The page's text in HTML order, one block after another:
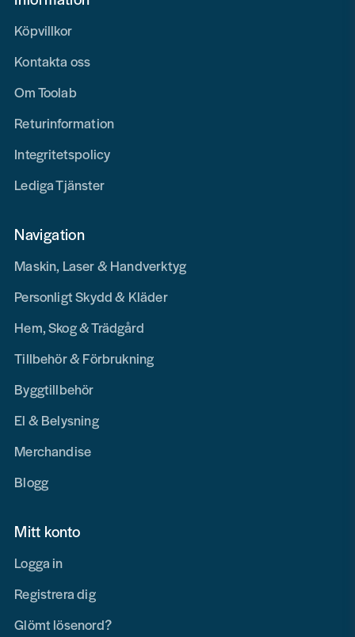
Köpvillkor
Kontakta oss
Om Toolab
Returinformation
Integritetspolicy
Lediga Tjänster
Navigation
Maskin, Laser & Handverktyg
Personligt Skydd & Kläder
Hem, Skog & Trädgård
Tillbehör & Förbrukning
Byggtillbehör
El & Belysning
Merchandise
Blogg
Mitt konto
Logga in
Registrera dig
Glömt lösenord?